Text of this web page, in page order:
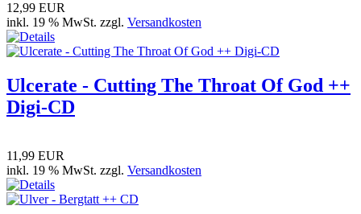
12,99 EUR
inkl. 19 % MwSt. zzgl. Versandkosten
Ulcerate - Cutting The Throat Of God ++
Digi-CD
11,99 EUR
inkl. 19 % MwSt. zzgl. Versandkosten